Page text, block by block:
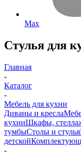
Max
Стулья для
Главная
-
Каталог
-
Мебель для кухни
Диваны и кресла
кухниШкафы,
тумбыСтолы и стулья
детской
-